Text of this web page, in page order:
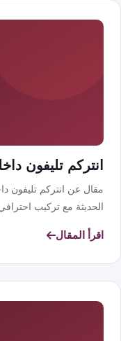
انتركم تليفون
مقال عن انتركم تليفون
الحديثة مع تركيب احترافي
اقرأ المقال